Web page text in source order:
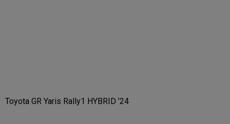
Toyota GR Yaris Rally1 HYBRID ’24